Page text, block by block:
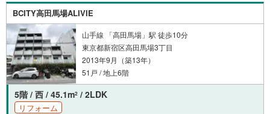
BCITY高田馬場ALIVIE
山手線 「高田馬場」駅 徒歩10分
東京都新宿区高田馬場3丁目
2013年9月（築13年）
51戸 / 地上6階
5階 / 西 / 45.1m2 / 2LDK
リフォーム